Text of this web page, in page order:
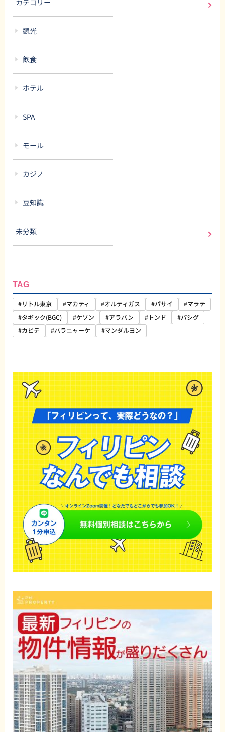
観光
飲食
ホテル
SPA
モール
カジノ
豆知識
未分類
TAG
#リトル東京 #マカティ #オルティガス #パサイ
#マラテ
#タギック(BGC)
#ケソン #アラバン #トンド
#パシグ
#カビテ
#パラニャーケ #マンダルヨン